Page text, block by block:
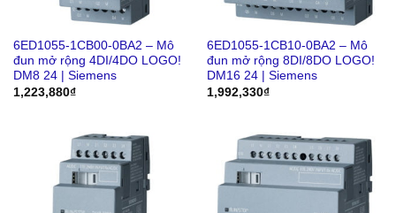
6ED1055-1CB00-0BA2 – Mô
đun mở rộng 4DI/4DO LOGO!
DM8 24 | Siemens
1,223,880₫
6ED1055-1CB10-0BA2 – Mô
đun mở rộng 8DI/8DO LOGO!
DM16 24 | Siemens
1,992,330₫